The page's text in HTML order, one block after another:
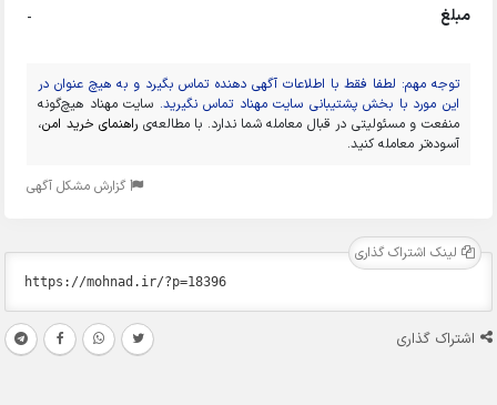
مبلغ -
توجه مهم: لطفا فقط با اطلاعات آگهی دهنده تماس بگیرد و به هیچ عنوان در
این مورد با بخش پشتیبانی سایت مهناد تماس نگیرید. سایت مهناد هیچ‌گونه
منفعت و مسئولیتی در قبال معامله شما ندارد. با مطالعه‌ی راهنمای خرید امن،
آسوده‌تر معامله کنید.
گزارش مشکل آگهی
لینک اشتراک گذاری
اشتراک گذاری